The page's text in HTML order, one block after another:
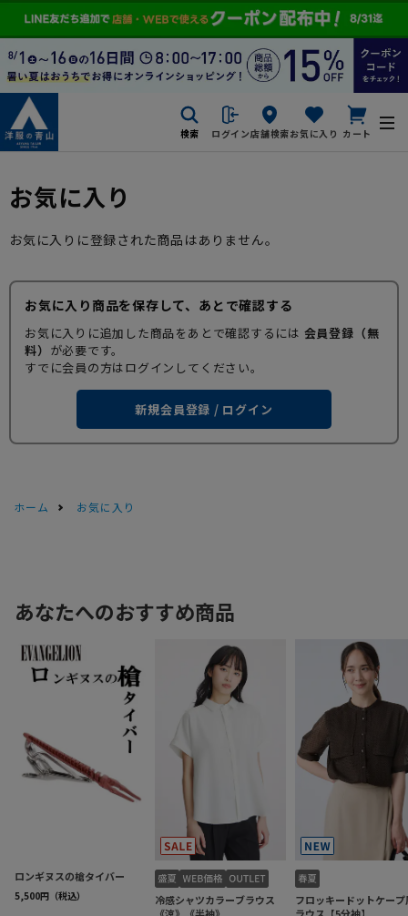
検索 ログイン店舗検索お気に入り カート
お気に入り
お気に入りに登録された商品はありません。
お気に入り商品を保存して、あとで確認する
お気に入りに追加した商品をあとで確認するには 会員登録（無
料） が必要です。
すでに会員の方はログインしてください。
新規会員登録 / ログイン
ホーム お気に入り